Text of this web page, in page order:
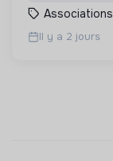
Associations
Il y a 2 jours